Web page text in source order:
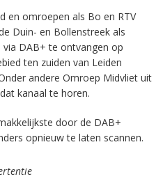
en omroepen als Bo en RTV
Duin- en Bollenstreek als
DAB+ te ontvangen op
ten zuiden van Leiden
andere Omroep Midvliet uit
kanaal te horen.
door de DAB+
opnieuw te laten scannen.